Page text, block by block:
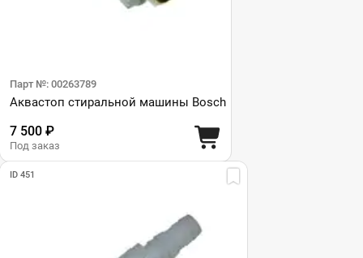
Парт №: 00263789
Аквастоп стиральной машины Bosch
7 500 ₽
Под заказ
ID 451